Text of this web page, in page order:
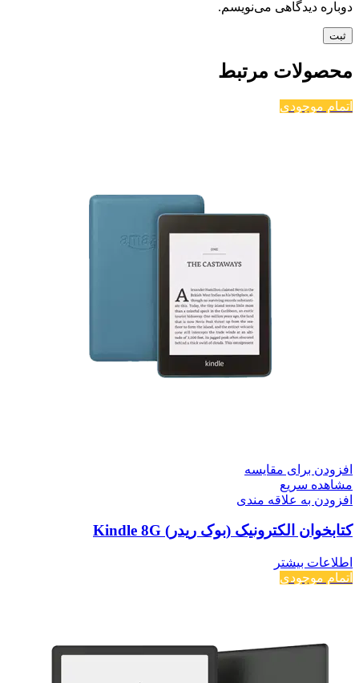
دوباره دیدگاهی می‌نویسم.
محصولات مرتبط
اتمام موجودی
افزودن برای مقایسه
مشاهده سریع
افزودن به علاقه مندی
کتابخوان الکترونیک (بوک ریدر) Kindle 8G
اطلاعات بیشتر
اتمام موجودی